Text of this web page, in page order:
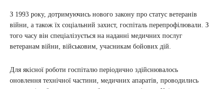
З 1993 року, дотримуючись нового закону про статус ветеранів
війни, а також їх соціальний захист, госпіталь перепрофілювали. З
того часу він спеціалізується на наданні медичних послуг
ветеранам війни, військовим, учасникам бойових дій.
Для якісної роботи госпіталю періодично здійснювалось
оновлення технічної частини, медичних апаратів, проводились